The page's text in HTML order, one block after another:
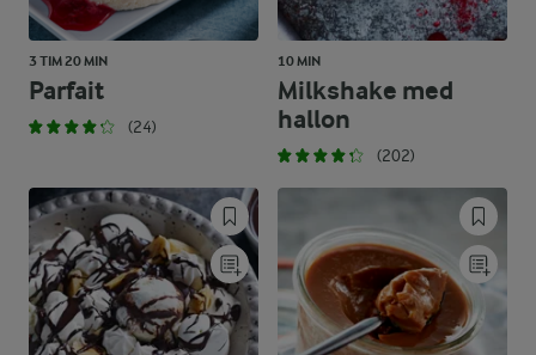
3 TIM 20 MIN
Parfait
(24)
10 MIN
Milkshake med
hallon
(202)